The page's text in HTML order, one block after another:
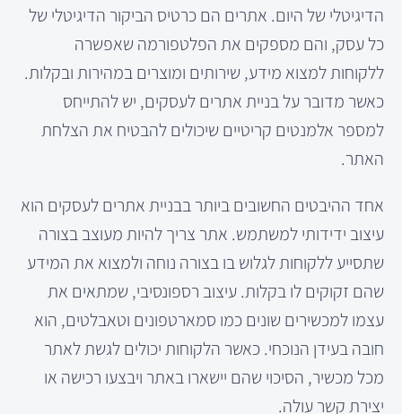
הדיגיטלי של היום. אתרים הם כרטיס הביקור הדיגיטלי של
כל עסק, והם מספקים את הפלטפורמה שאפשרה
ללקוחות למצוא מידע, שירותים ומוצרים במהירות ובקלות.
כאשר מדובר על בניית אתרים לעסקים, יש להתייחס
למספר אלמנטים קריטיים שיכולים להבטיח את הצלחת
האתר.
אחד ההיבטים החשובים ביותר בבניית אתרים לעסקים הוא
עיצוב ידידותי למשתמש. אתר צריך להיות מעוצב בצורה
שתסייע ללקוחות לגלוש בו בצורה נוחה ולמצוא את המידע
שהם זקוקים לו בקלות. עיצוב רספונסיבי, שמתאים את
עצמו למכשירים שונים כמו סמארטפונים וטאבלטים, הוא
חובה בעידן הנוכחי. כאשר הלקוחות יכולים לגשת לאתר
מכל מכשיר, הסיכוי שהם יישארו באתר ויבצעו רכישה או
יצירת קשר עולה.